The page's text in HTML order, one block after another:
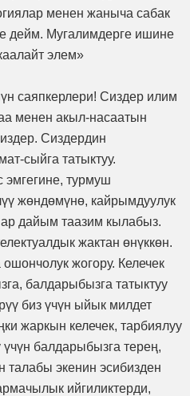
менен жаныча сабак
дейм. Мугалимдерге ишине
элем»
саяпкерлери! Сиздер илим
менен акыл-насаатын
Сиздердин
сыйга татыктуу.
эмгегине, турмуш
жөндөмүнө, кайрымдуулук
дайым таазим кылабыз.
жактан өнүккөн.
жогору. Келечек
балдарыбызга татыктуу
биз үчүн ыйык милдет
жаркын келечек, тарбиялуу
үчүн балдарыбызга терең,
талабы экенин эсибизден
ийгиликтерди,